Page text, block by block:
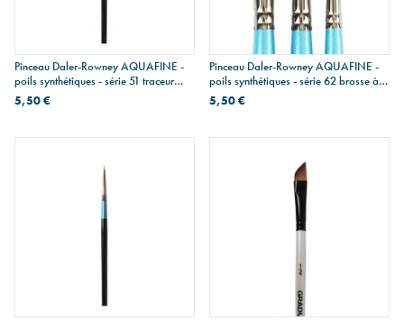
Pinceau Daler-Rowney AQUAFINE -
poils synthétiques - série 51 traceur
court
5,50 €
Pinceau Daler-Rowney AQUAFINE -
poils synthétiques - série 62 brosse à
ombrer plate
5,50 €